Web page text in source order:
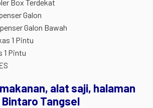
Box Terdekat
Galon
Galon Bawah
1 Pintu
1 Pintu
alat saji, halaman
Tangsel